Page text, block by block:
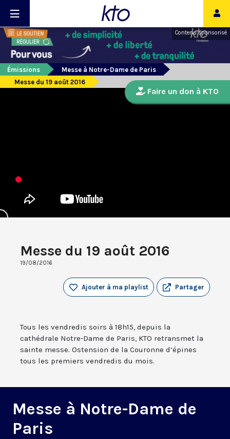
Contenu sponsorisé
Émissions
Messe à Notre-Dame de Paris
Messe du 19 août 2016
Messe du 19 août 2016
19/08/2016
Partager
Ajouter à ma playlist
Tous les vendredis soirs à 18h15, depuis la
cathédrale Notre-Dame de Paris, KTO retransmet la
sainte messe. Ostension de la Couronne d’épines
tous les premiers vendredis du mois.
Messe à Notre-Dame de
Paris
Faire un don à KTO